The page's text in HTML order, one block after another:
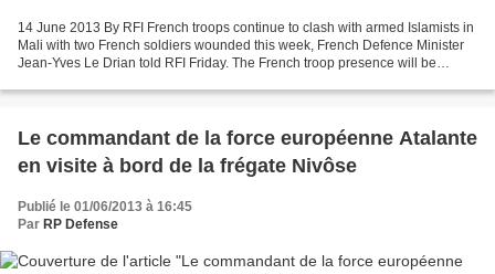
14 June 2013 By RFI French troops continue to clash with armed Islamists in
Mali with two French soldiers wounded this week, French Defence Minister
Jean-Yves Le Drian told RFI Friday. The French troop presence will be
Le commandant de la force européenne Atalante
en visite à bord de la frégate Nivôse
Publié le 01/06/2013 à 16:45
Par RP Defense